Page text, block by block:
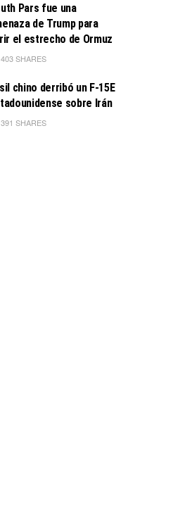
Pars fue una
de Trump para
el estrecho de Ormuz
403 SHARES
chino derribó un F-15E
sobre Irán
391 SHARES